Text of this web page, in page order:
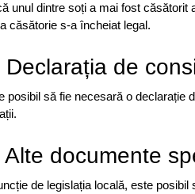
unul dintre soți a mai fost căsătorit
căsătorie s-a încheiat legal.
Declarația de
posibil să fie necesară o declarație
Alte documente
de legislația locală, este